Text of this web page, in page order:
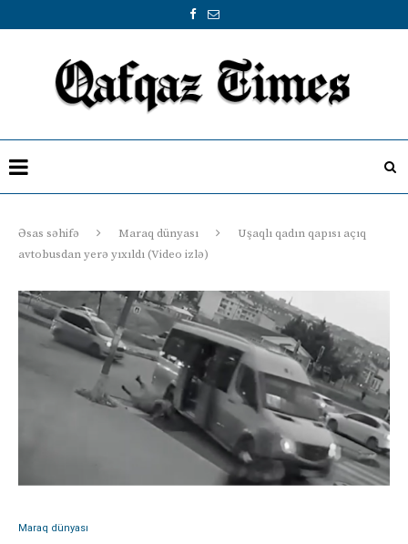
Əsas səhifə Maraq dünyası
Uşaqlı qadın qapısı açıq
avtobusdan yerə yıxıldı (Video izlə)
Maraq dünyası